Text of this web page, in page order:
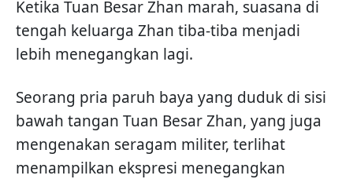
Ketika Tuan Besar Zhan marah, suasana di
tengah keluarga Zhan tiba-tiba menjadi
lebih menegangkan lagi.
Seorang pria paruh baya yang duduk di sisi
bawah tangan Tuan Besar Zhan, yang juga
mengenakan seragam militer, terlihat
menampilkan ekspresi menegangkan